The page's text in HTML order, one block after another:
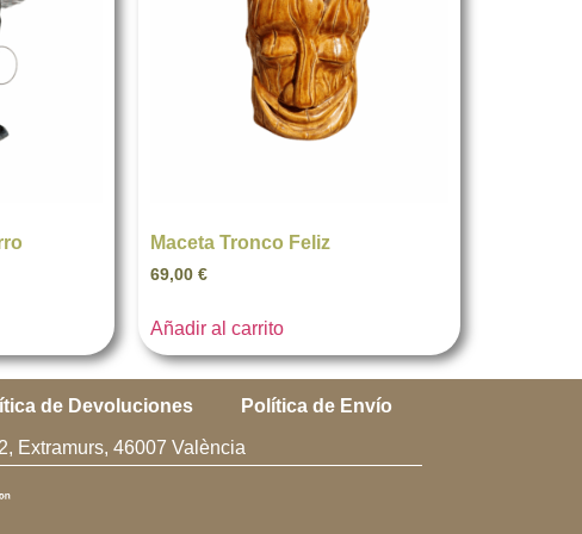
Maceta Tronco Feliz
69,00 €
Añadir al carrito
de Devoluciones Política de Envío
Extramurs, 46007 València